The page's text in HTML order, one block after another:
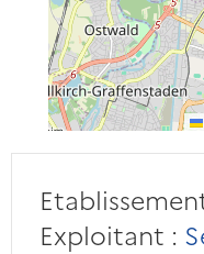
Exploitant :